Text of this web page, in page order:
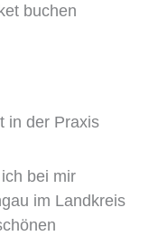
buchen
in der Praxis
bei mir
im Landkreis